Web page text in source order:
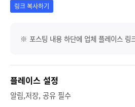
링크 복사하기
※ 포스팅 내용 하단에 업체 플레이스 링
플레이스 설정
알림,저장, 공유 필수